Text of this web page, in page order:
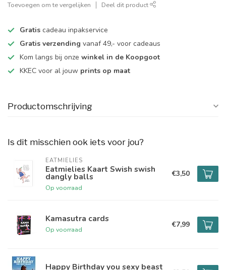
Toevoegen om te vergelijken Deel dit product
Gratis cadeau inpakservice
Gratis verzending vanaf 49,- voor cadeaus
Kom langs bij onze winkel in de Koopgoot
KKEC voor al jouw prints op maat
Productomschrijving
Is dit misschien ook iets voor jou?
EATMIELIES
Eatmielies Kaart Swish swish
dangly balls
Op voorraad
€3,50
Kamasutra cards
Op voorraad
€7,99
Happy Birthday you sexy beast